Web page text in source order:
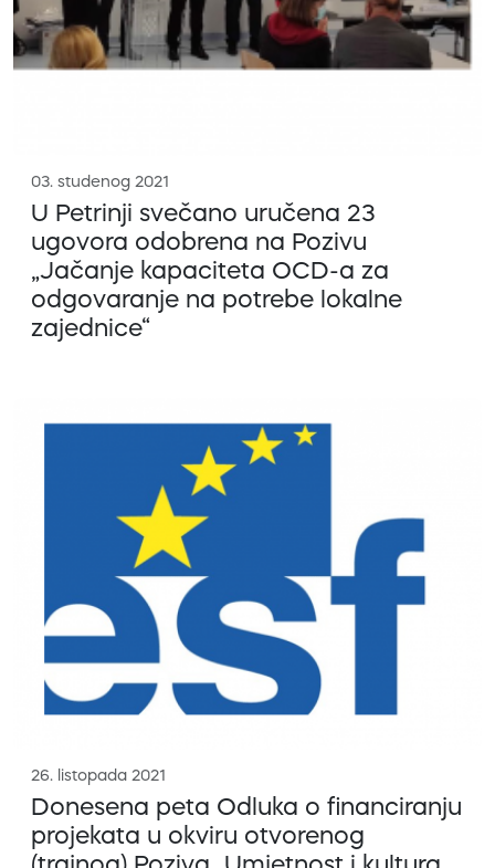
03. studenog 2021
U Petrinji svečano uručena 23
ugovora odobrena na Pozivu
„Jačanje kapaciteta OCD-a za
odgovaranje na potrebe lokalne
zajednice“
26. listopada 2021
Donesena peta Odluka o financiranju
projekata u okviru otvorenog